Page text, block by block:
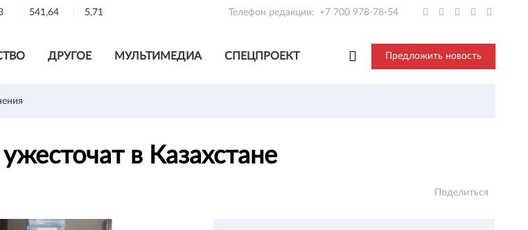
541,64 5,71 Телефон редакции: +7 700 978-78-54
ДРУГОЕ МУЛЬТИМЕДИА СПЕЦПРОЕКТ Предложить новость
в Казахстане
Поделиться